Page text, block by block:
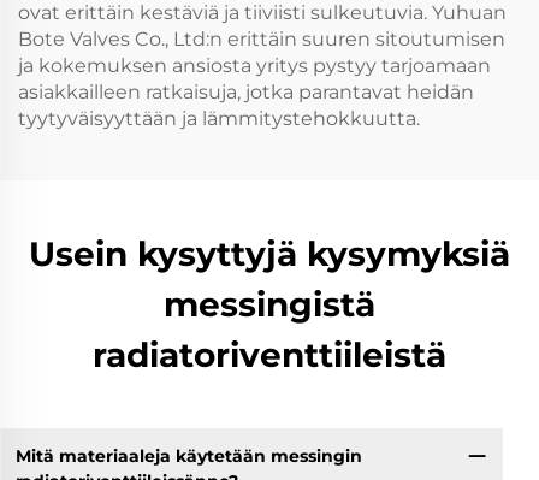
ovat erittäin kestäviä ja tiiviisti sulkeutuvia. Yuhuan
Bote Valves Co., Ltd:n erittäin suuren sitoutumisen
ja kokemuksen ansiosta yritys pystyy tarjoamaan
asiakkailleen ratkaisuja, jotka parantavat heidän
tyytyväisyyttään ja lämmitystehokkuutta.
Usein kysyttyjä kysymyksiä
messingistä
radiatoriventtiileistä
Mitä materiaaleja käytetään messingin